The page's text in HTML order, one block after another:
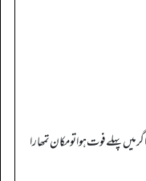
پہلے فوت ہوا تومکان تمھارا